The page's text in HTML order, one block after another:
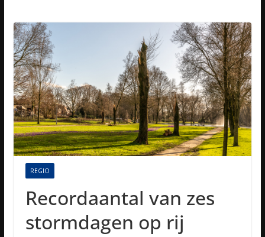
REGIO
Recordaantal van zes
stormdagen op rij